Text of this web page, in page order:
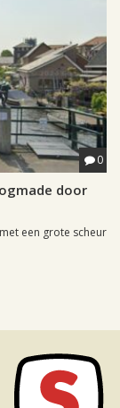
0
door
een grote scheur